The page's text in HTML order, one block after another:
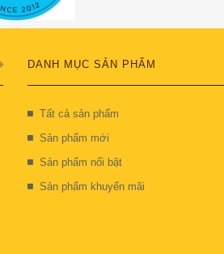
DANH MỤC SẢN PHẨM
Tất cả sản phẩm
Sản phẩm mới
Sản phẩm nổi bật
Sản phẩm khuyến mãi